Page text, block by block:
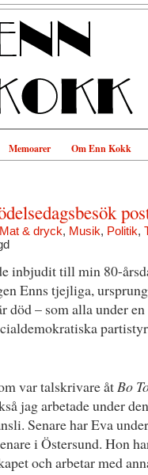
Memoarer Om Enn Kokk
Mat & dryck, Musik, Politik,
inbjudit till min 80-
Enns tjejliga,
död – som alla under
var talskrivare åtBo
jag arbetade under
Senare har Eva
i Östersund. Hon
och arbetar med